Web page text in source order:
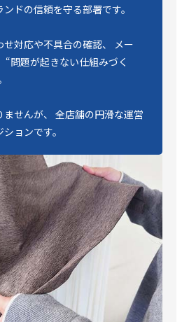
ドの信頼を守る部署です。
対応や不具合の確認、 メー
“問題が起きない仕組みづく
ませんが、 全店舗の円滑な運営
ョンです。